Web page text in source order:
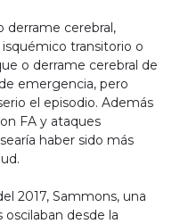
derrame cerebral,
transitorio o
o derrame cerebral de
emergencia, pero
el episodio. Además
FA y ataques
haber sido más
2017, Sammons, una
desde la